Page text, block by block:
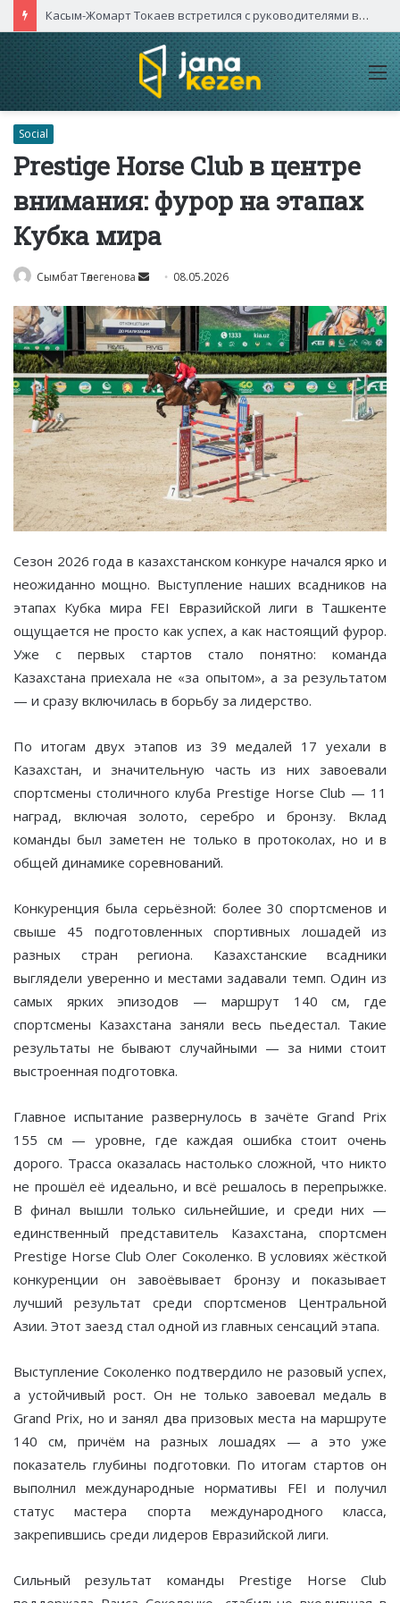
Касым-Жомарт Токаев встретился с руководителями высокотехнологичных компаний Китая
Social
Prestige Horse Club в центре
внимания: фурор на этапах
Кубка мира
Сымбат Төлегенова
Send
email
08.05.2026
Сезон 2026 года в казахстанском конкуре начался ярко и
неожиданно мощно. Выступление наших всадников на
этапах Кубка мира FEI Евразийской лиги в Ташкенте
ощущается не просто как успех, а как настоящий фурор.
Уже с первых стартов стало понятно: команда
Казахстана приехала не «за опытом», а за результатом
— и сразу включилась в борьбу за лидерство.
По итогам двух этапов из 39 медалей 17 уехали в
Казахстан, и значительную часть из них завоевали
спортсмены столичного клуба Prestige Horse Club — 11
наград, включая золото, серебро и бронзу. Вклад
команды был заметен не только в протоколах, но и в
общей динамике соревнований.
Конкуренция была серьёзной: более 30 спортсменов и
свыше 45 подготовленных спортивных лошадей из
разных стран региона. Казахстанские всадники
выглядели уверенно и местами задавали темп. Один из
самых ярких эпизодов — маршрут 140 см, где
спортсмены Казахстана заняли весь пьедестал. Такие
результаты не бывают случайными — за ними стоит
выстроенная подготовка.
Главное испытание развернулось в зачёте Grand Prix
155 см — уровне, где каждая ошибка стоит очень
дорого. Трасса оказалась настолько сложной, что никто
не прошёл её идеально, и всё решалось в перепрыжке.
В финал вышли только сильнейшие, и среди них —
единственный представитель Казахстана, спортсмен
Prestige Horse Club Олег Соколенко. В условиях жёсткой
конкуренции он завоёвывает бронзу и показывает
лучший результат среди спортсменов Центральной
Азии. Этот заезд стал одной из главных сенсаций этапа.
Выступление Соколенко подтвердило не разовый успех,
а устойчивый рост. Он не только завоевал медаль в
Grand Prix, но и занял два призовых места на маршруте
140 см, причём на разных лошадях — а это уже
показатель глубины подготовки. По итогам стартов он
выполнил международные нормативы FEI и получил
статус мастера спорта международного класса,
закрепившись среди лидеров Евразийской лиги.
Сильный результат команды Prestige Horse Club